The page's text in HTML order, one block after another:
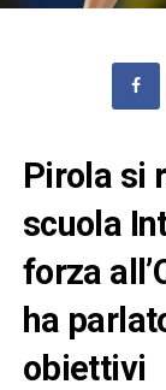
Pirola si
scuola
forza
ha
obiettivi